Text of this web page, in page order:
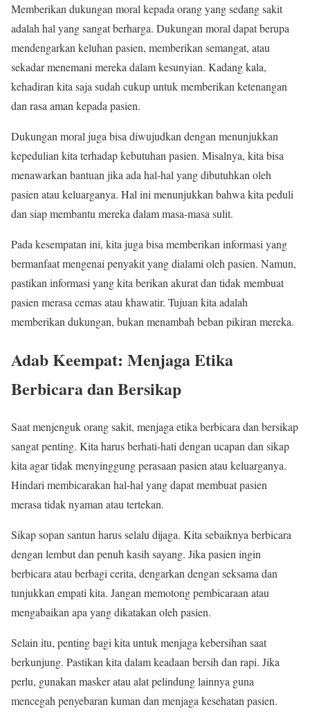
Memberikan dukungan moral kepada orang yang sedang sakit
adalah hal yang sangat berharga. Dukungan moral dapat berupa
mendengarkan keluhan pasien, memberikan semangat, atau
sekadar menemani mereka dalam kesunyian. Kadang kala,
kehadiran kita saja sudah cukup untuk memberikan ketenangan
dan rasa aman kepada pasien.
Dukungan moral juga bisa diwujudkan dengan menunjukkan
kepedulian kita terhadap kebutuhan pasien. Misalnya, kita bisa
menawarkan bantuan jika ada hal-hal yang dibutuhkan oleh
pasien atau keluarganya. Hal ini menunjukkan bahwa kita peduli
dan siap membantu mereka dalam masa-masa sulit.
Pada kesempatan ini, kita juga bisa memberikan informasi yang
bermanfaat mengenai penyakit yang dialami oleh pasien. Namun,
pastikan informasi yang kita berikan akurat dan tidak membuat
pasien merasa cemas atau khawatir. Tujuan kita adalah
memberikan dukungan, bukan menambah beban pikiran mereka.
Adab Keempat: Menjaga Etika
Berbicara dan Bersikap
Saat menjenguk orang sakit, menjaga etika berbicara dan bersikap
sangat penting. Kita harus berhati-hati dengan ucapan dan sikap
kita agar tidak menyinggung perasaan pasien atau keluarganya.
Hindari membicarakan hal-hal yang dapat membuat pasien
merasa tidak nyaman atau tertekan.
Sikap sopan santun harus selalu dijaga. Kita sebaiknya berbicara
dengan lembut dan penuh kasih sayang. Jika pasien ingin
berbicara atau berbagi cerita, dengarkan dengan seksama dan
tunjukkan empati kita. Jangan memotong pembicaraan atau
mengabaikan apa yang dikatakan oleh pasien.
Selain itu, penting bagi kita untuk menjaga kebersihan saat
berkunjung. Pastikan kita dalam keadaan bersih dan rapi. Jika
perlu, gunakan masker atau alat pelindung lainnya guna
mencegah penyebaran kuman dan menjaga kesehatan pasien.